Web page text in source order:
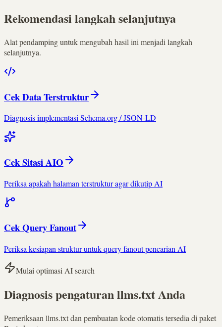
Rekomendasi langkah selanjutnya
Alat pendamping untuk mengubah hasil ini menjadi langkah
selanjutnya.
Cek Data Terstruktur
Diagnosis implementasi Schema.org / JSON-LD
Cek Sitasi AIO
Periksa apakah halaman terstruktur agar dikutip AI
Cek Query Fanout
Periksa kesiapan struktur untuk query fanout pencarian AI
Mulai optimasi AI search
Diagnosis pengaturan llms.txt Anda
Pemeriksaan llms.txt dan pembuatan kode otomatis tersedia di paket